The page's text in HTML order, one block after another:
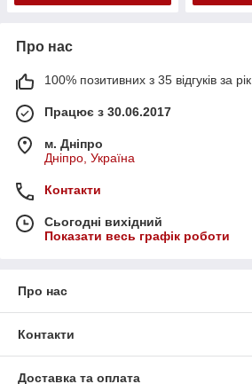
Про нас
100% позитивних з 35 відгуків за рік
Працює з 30.06.2017
м. Дніпро
Дніпро, Україна
Контакти
Сьогодні вихідний
Показати весь графік роботи
Про нас
Контакти
Доставка та оплата